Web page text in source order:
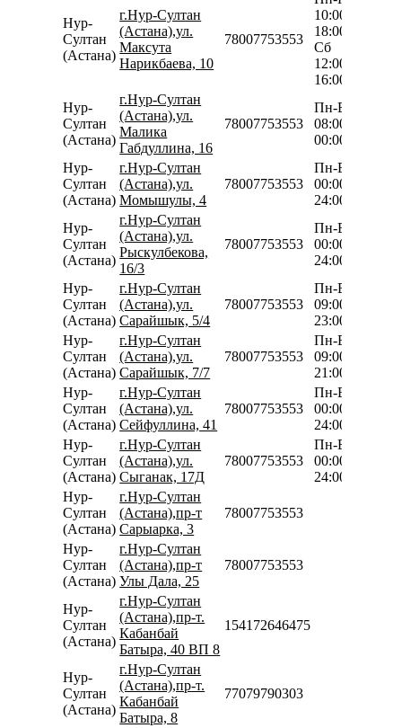
Нур-
Султан
(Астана)
г.Нур-Султан
(Астана),ул.
Максута
Нарикбаева, 10
78007753553
10:00-
18:00
Сб
12:00-
16:00
Нур-
Султан
(Астана)
г.Нур-Султан
(Астана),ул.
Малика
Габдуллина, 16
78007753553
Пн-Вс
08:00-
00:00
Нур-
Султан
(Астана)
г.Нур-Султан
(Астана),ул.
Момышулы, 4
78007753553
Пн-Вс
00:00-
24:00
Нур-
Султан
(Астана)
г.Нур-Султан
(Астана),ул.
Рыскулбекова,
16/3
78007753553
Пн-Вс
00:00-
24:00
Нур-
Султан
(Астана)
г.Нур-Султан
(Астана),ул.
Сарайшык, 5/4
78007753553
Пн-Вс
09:00-
23:00
Нур-
Султан
(Астана)
г.Нур-Султан
(Астана),ул.
Сарайшык, 7/7
78007753553
Пн-Вс
09:00-
21:00
Нур-
Султан
(Астана)
г.Нур-Султан
(Астана),ул.
Сейфуллина, 41
78007753553
Пн-Вс
00:00-
24:00
Нур-
Султан
(Астана)
г.Нур-Султан
(Астана),ул.
Сыганак, 17Д
78007753553
Пн-Вс
00:00-
24:00
Нур-
Султан
(Астана)
г.Нур-Султан
(Астана),пр-т
Сарыарка, 3
78007753553
Нур-
Султан
(Астана)
г.Нур-Султан
(Астана),пр-т
Улы Дала, 25
78007753553
Нур-
Султан
(Астана)
г.Нур-Султан
(Астана),пр-т.
Кабанбай
Батыра, 40 ВП 8
154172646475
Нур-
Султан
(Астана)
г.Нур-Султан
(Астана),пр-т.
Кабанбай
Батыра, 8
77079790303